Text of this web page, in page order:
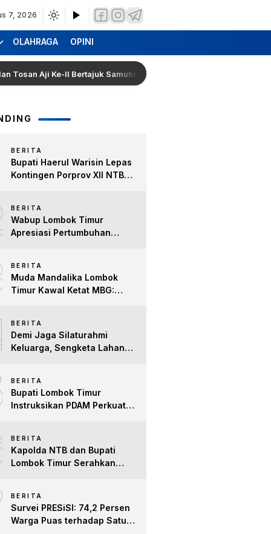
7, 2026
OLAHRAGA OPINI
Aji Ke-II Bertajuk Samuhita Sakre
BERITA
Bupati Haerul Warisin Lepas
Kontingen Porprov XII NTB
untuk Lombok Timur
BERITA
Wabup Lombok Timur
Apresiasi Pertumbuhan
Difabel
BERITA
Muda Mandalika Lombok
Timur Kawal Ketat MBG:
BERITA
Demi Jaga Silaturahmi
Keluarga, Sengketa Lahan
BERITA
Bupati Lombok Timur
Instruksikan PDAM Perkuat
Terpenuhi
BERITA
Kapolda NTB dan Bupati
Lombok Timur Serahkan
Kepedulian Sosial
BERITA
Survei PRESiSI: 74,2 Persen
Warga Puas terhadap Satu